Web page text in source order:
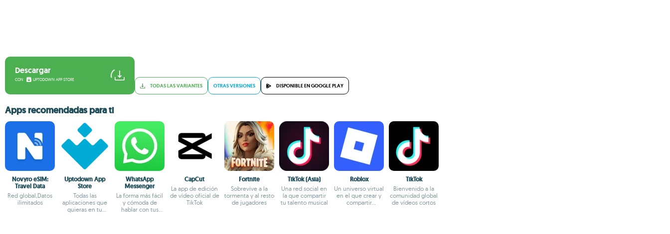
Descargar
CON UPTODOWN APP STORE
TODAS LAS VARIANTES OTRAS VERSIONES DISPONIBLE EN GOOGLE PLAY
Apps recomendadas para ti
Novyro eSIM:
Travel Data
Red global,Datos
ilimitados
Uptodown App
Store
Todas las
aplicaciones que
quieras en tu
WhatsApp
Messenger
La forma más fácil
y cómoda de
hablar con tus
CapCut
La app de edición
de vídeo oficial de
TikTok
Fortnite
Sobrevive a la
tormenta y al resto
de jugadores
TikTok (Asia)
Una red social en
la que compartir
tu talento musical
Roblox
Un universo virtual
en el que crear y
compartir
TikTok
Bienvenido a la
comunidad global
de vídeos cortos